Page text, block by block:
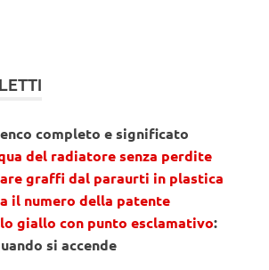
completo e significato
del radiatore senza perdite
graffi dal paraurti in plastica
il numero della patente
giallo con punto esclamativo:
si accende